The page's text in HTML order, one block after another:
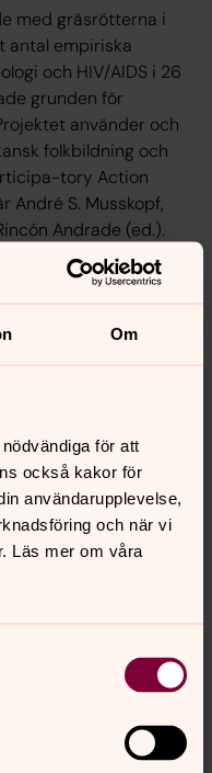
Om
för att
också kakor för
användarupplevelse,
och när vi
Läs mer om våra
med gräsrötterna i
antal empiriska
och HIV/AIDS i 26
grunden för
använder och
folkbildning och
tory Action
André S. Musskopf,
Andrade (ed.).
sexualitet, sexuell
våld och HIV/AIDS
berättelser,
reflektion upptäcker
att teologi kan främja
hopp och